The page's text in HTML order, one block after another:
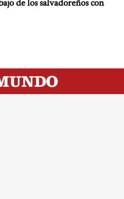
de los salvadoreños con